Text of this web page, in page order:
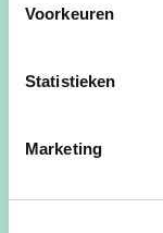
Voorkeuren
Statistieken
Marketing
merk een
kan vinden.
kandidaat ten